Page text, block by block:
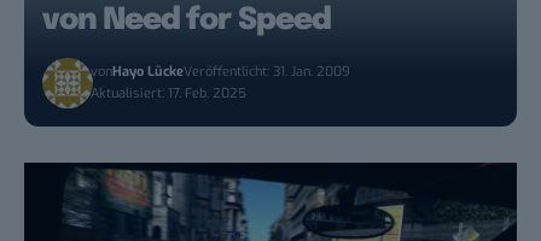
von Need for Speed
vonHayo LückeVeröffentlicht: 31. Jan. 2009
Aktualisiert: 17. Feb. 2025